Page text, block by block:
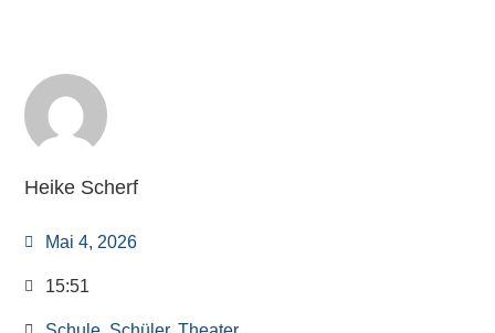
Heike Scherf
Mai 4, 2026
15:51